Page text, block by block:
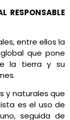
RESPONSABLE
entre ellos la
que pone
la tierra y su
y naturales que
es el uso de
seguida de